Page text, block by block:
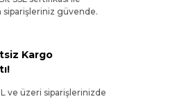
güvende.
Kargo
ve üzeri siparişlerinizde